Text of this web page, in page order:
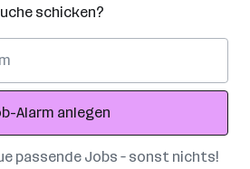
schicken?
Alarm anlegen
passende Jobs – sonst nichts!